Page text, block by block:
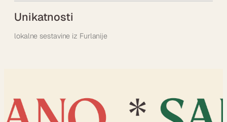
Unikatnosti
lokalne sestavine iz Furlanije